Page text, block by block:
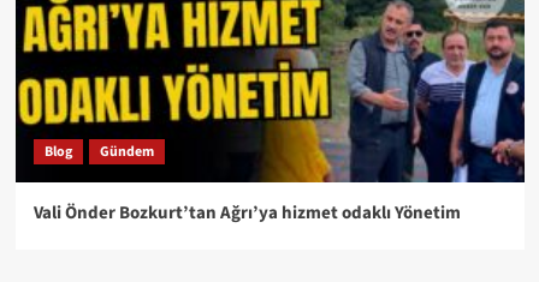
Blog Gündem
Vali Önder Bozkurt’tan Ağrı’ya hizmet odaklı Yönetim